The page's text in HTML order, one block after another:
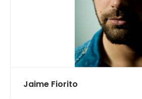
Jaime Fiorito